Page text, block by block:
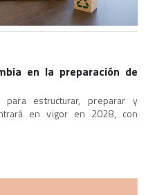
en la preparación de
estructurar, preparar y
en vigor en 2028, con